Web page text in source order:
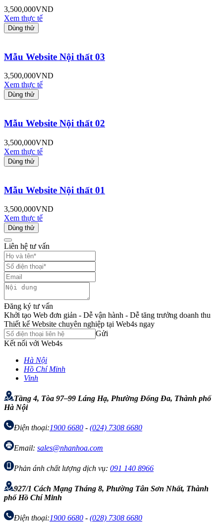
3,500,000VND
Xem thực tế
Dùng thử
Mẫu Website Nội thất 03
3,500,000VND
Xem thực tế
Dùng thử
Mẫu Website Nội thất 02
3,500,000VND
Xem thực tế
Dùng thử
Mẫu Website Nội thất 01
3,500,000VND
Xem thực tế
Dùng thử
Liên hệ tư vấn
Đăng ký tư vấn
Khởi tạo Web đơn giản - Dễ vận hành - Dễ tăng trưởng doanh thu
Thiết kế Website chuyên nghiệp tại Web4s ngay
Gửi
Kết nối với Web4s
Hà Nội
Hồ Chí Minh
Vinh
Tầng 4, Tòa 97–99 Láng Hạ, Phường Đống Đa, Thành phố
Hà Nội
Điện thoại:1900 6680 - (024) 7308 6680
Email: sales@nhanhoa.com
Phản ánh chất lượng dịch vụ: 091 140 8966
927/1 Cách Mạng Tháng 8, Phường Tân Sơn Nhất, Thành
phố Hồ Chí Minh
Điện thoại:1900 6680 - (028) 7308 6680